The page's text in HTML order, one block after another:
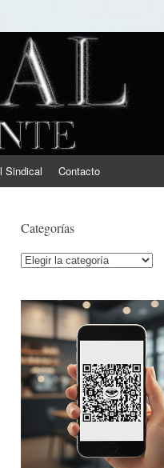
Sindical Contacto
Categorías
Categorías